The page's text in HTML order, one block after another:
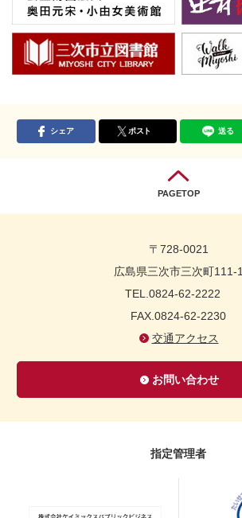
シェア ポスト 送る
PAGETOP
〒728-0021
広島県三次市三次町111-1
TEL.0824-62-2222
FAX.0824-62-2230
交通アクセス
お問い合わせ
指定管理者